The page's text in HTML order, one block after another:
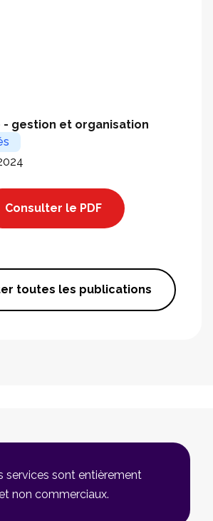
gestion et organisation
Consulter le PDF
toutes les publications
services sont entièrement
non commerciaux.